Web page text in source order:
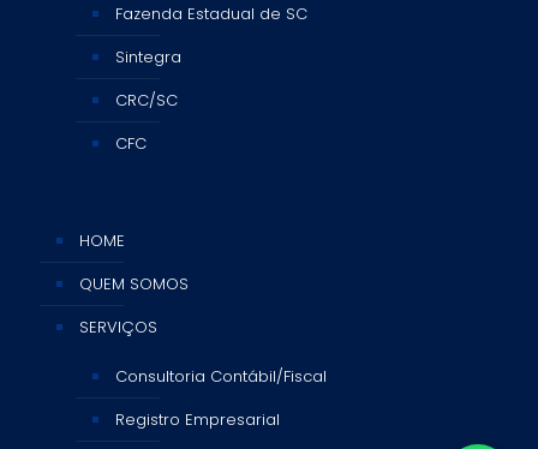
Fazenda Estadual de SC
Sintegra
CRC/SC
CFC
HOME
QUEM SOMOS
SERVIÇOS
Consultoria Contábil/Fiscal
Registro Empresarial